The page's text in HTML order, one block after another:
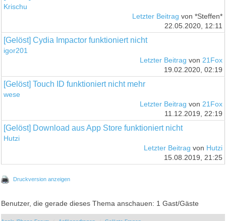
Krischu
Letzter Beitrag von *Steffen*
22.05.2020, 12:11
[Gelöst] Cydia Impactor funktioniert nicht
igor201
Letzter Beitrag von 21Fox
19.02.2020, 02:19
[Gelöst] Touch ID funktioniert nicht mehr
wese
Letzter Beitrag von 21Fox
11.12.2019, 22:19
[Gelöst] Download aus App Store funktioniert nicht
Hutzi
Letzter Beitrag von Hutzi
15.08.2019, 21:25
Druckversion anzeigen
Benutzer, die gerade dieses Thema anschauen: 1 Gast/Gäste